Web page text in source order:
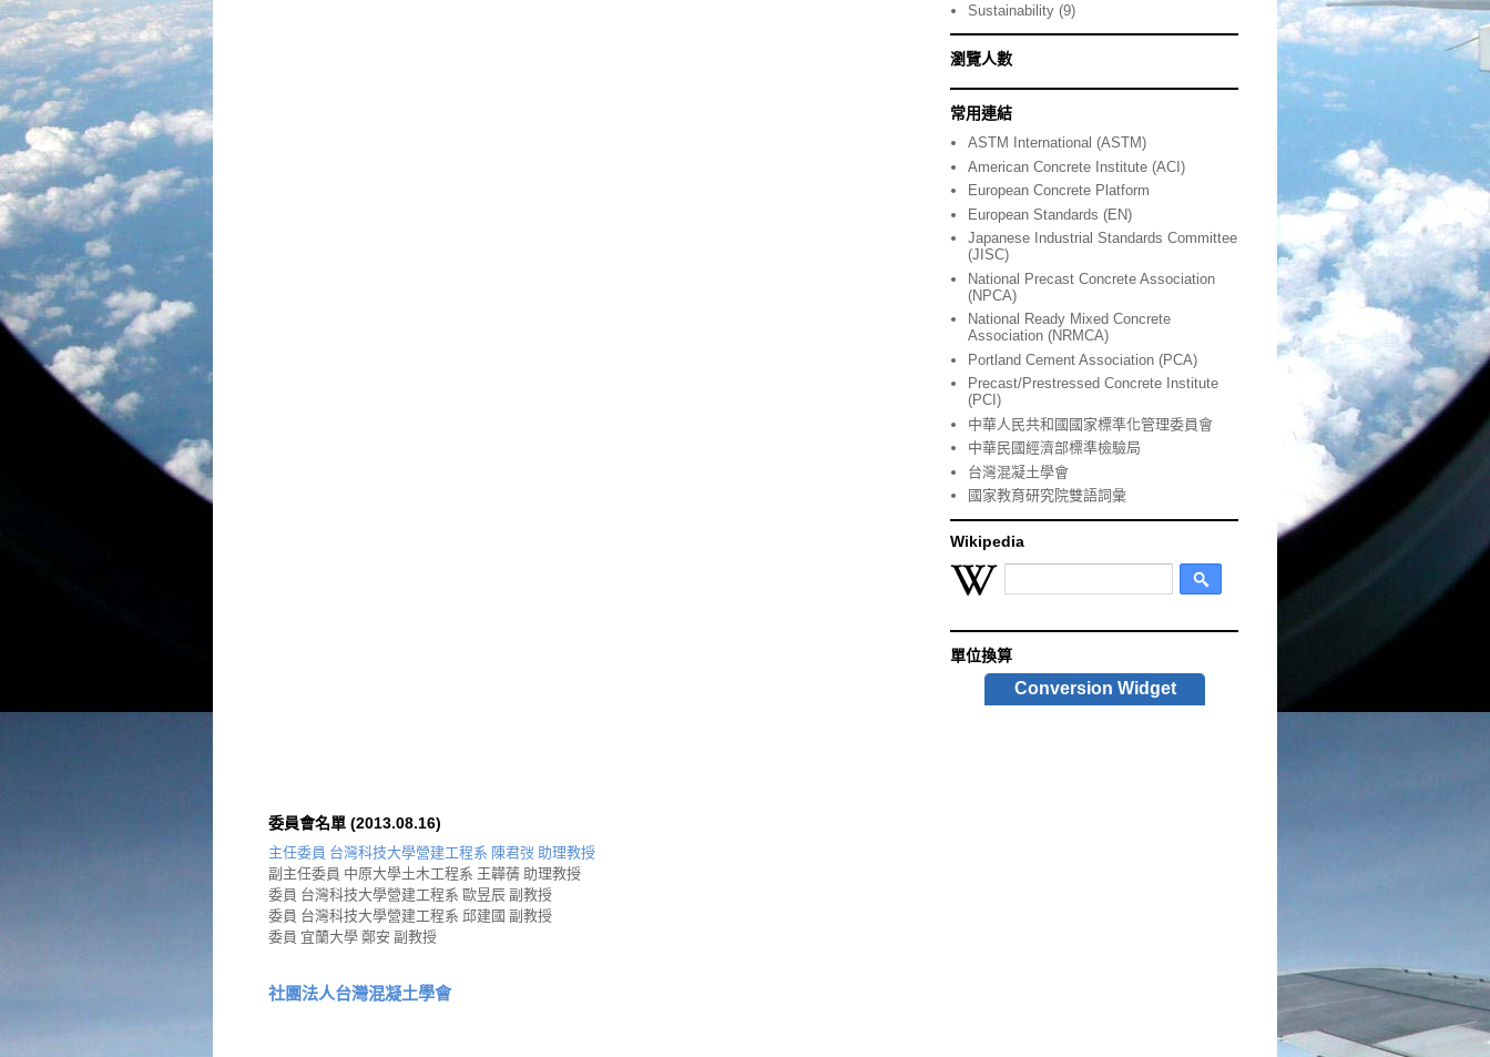
Sustainability (9)
瀏覽人數
常用連結
ASTM International (ASTM)
American Concrete Institute (ACI)
European Concrete Platform
European Standards (EN)
Japanese Industrial Standards Committee
(JISC)
National Precast Concrete Association
(NPCA)
National Ready Mixed Concrete
Association (NRMCA)
Portland Cement Association (PCA)
Precast/Prestressed Concrete Institute
(PCI)
中華人民共和國國家標準化管理委員會
中華民國經濟部標準檢驗局
台灣混凝土學會
國家教育研究院雙語詞彙
Wikipedia
單位換算
Conversion Widget
委員會名單 (2013.08.16)
主任委員 台灣科技大學營建工程系 陳君弢 助理教授
副主任委員 中原大學土木工程系 王韡蒨 助理教授
委員 台灣科技大學營建工程系 歐昱辰 副教授
委員 台灣科技大學營建工程系 邱建國 副教授
委員 宜蘭大學 鄭安 副教授
社團法人台灣混凝土學會